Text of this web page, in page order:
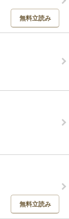
無料立読み
無料立読み